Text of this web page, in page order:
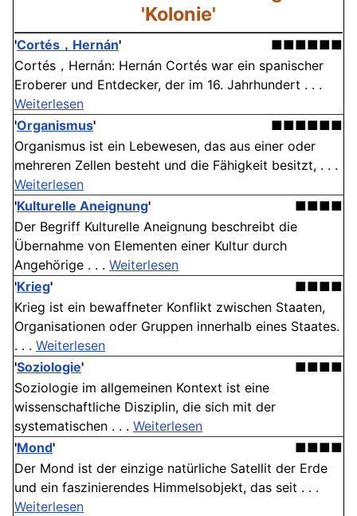
'Kolonie'
'Cortés，Hernán'
■■■■■■
Cortés，Hernán: Hernán Cortés war ein spanischer
Eroberer und Entdecker, der im 16. Jahrhundert . . .
Weiterlesen
'Organismus'
■■■■■■
Organismus ist ein Lebewesen, das aus einer oder
mehreren Zellen besteht und die Fähigkeit besitzt, . . .
Weiterlesen
'Kulturelle Aneignung'
■■■■
Der Begriff Kulturelle Aneignung beschreibt die
Übernahme von Elementen einer Kultur durch
Angehörige . . . Weiterlesen
'Krieg'
■■■■
Krieg ist ein bewaffneter Konflikt zwischen Staaten,
Organisationen oder Gruppen innerhalb eines Staates.
. . . Weiterlesen
'Soziologie'
■■■■
Soziologie im allgemeinen Kontext ist eine
wissenschaftliche Disziplin, die sich mit der
systematischen . . . Weiterlesen
'Mond'
■■■■
Der Mond ist der einzige natürliche Satellit der Erde
und ein faszinierendes Himmelsobjekt, das seit . . .
Weiterlesen